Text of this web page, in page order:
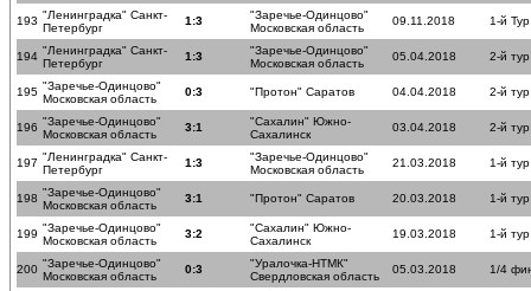
193 "Ленинградка" Санкт-
Петербург
1:3
"Заречье-Одинцово"
Московская область
09.11.2018 1-й Тур
194 "Ленинградка" Санкт-
Петербург
1:3
"Заречье-Одинцово"
Московская область
05.04.2018 2-й
195 "Заречье-Одинцово"
Московская область
0:3 "Протон" Саратов 04.04.2018 2-й
196 "Заречье-Одинцово"
Московская область
3:1
"Сахалин" Южно-
Сахалинск
03.04.2018 2-й
197 "Ленинградка" Санкт-
Петербург
1:3
"Заречье-Одинцово"
Московская область
21.03.2018 1-й
198 "Заречье-Одинцово"
Московская область
3:1 "Протон" Саратов 20.03.2018 1-й
199 "Заречье-Одинцово"
Московская область
3:2
"Сахалин" Южно-
Сахалинск
19.03.2018 1-й
200 "Заречье-Одинцово"
Московская область
0:3
"Уралочка-НТМК"
Свердловская область
05.03.2018 1/4